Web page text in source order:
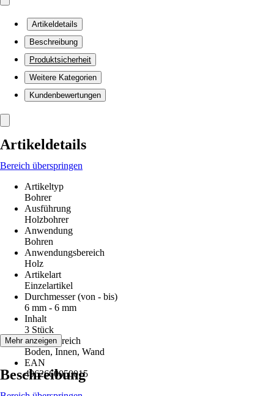
Artikeldetails
Beschreibung
Produktsicherheit
Weitere Kategorien
Kundenbewertungen
Artikeldetails
Bereich überspringen
Artikeltyp
Bohrer
Ausführung
Holzbohrer
Anwendung
Bohren
Anwendungsbereich
Holz
Artikelart
Einzelartikel
Durchmesser (von - bis)
6 mm - 6 mm
Inhalt
3 Stück
Einsatzbereich
Boden, Innen, Wand
EAN
4962660050015
Mehr anzeigen
Beschreibung